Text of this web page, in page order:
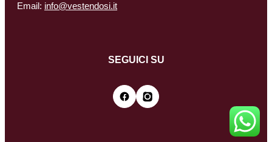
Email: info@vestendosi.it
SEGUICI SU